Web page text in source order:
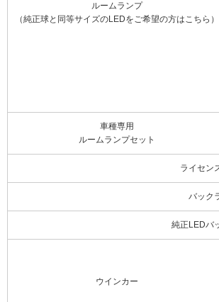
ルームランプ
（純正球と同等サイズのLEDをご希望の方はこちら）
車種専用
ルームランプセット
ライセン
バック
純正LEDバ
ウインカー